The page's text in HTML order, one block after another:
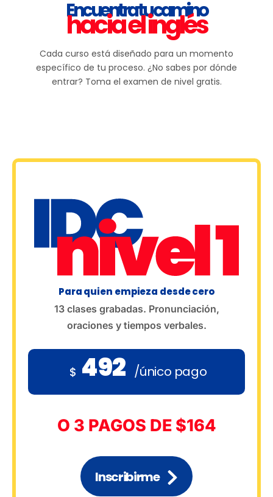
Encuentra tu camino
hacia el inglés
Cada curso está diseñado para un momento
específico de tu proceso. ¿No sabes por dónde
entrar? Toma el examen de nivel gratis.
Para quien empieza desde cero
13 clases grabadas. Pronunciación,
oraciones y tiempos verbales.
$ 492 /único pago
O 3 PAGOS DE $164
Inscribirme